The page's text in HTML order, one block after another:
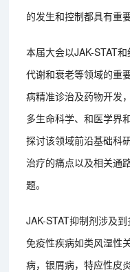
的发生和控制都具有重
本届大会以JAK-STAT
代谢和衰老等领域的重
病精准诊治及药物开发
多生命科学、和医学界
探讨该领域前沿基础科
治疗的痛点以及相关通
题。
JAK-STAT抑制剂涉及
免疫性疾病如类风湿性
病，银屑病，特应性皮